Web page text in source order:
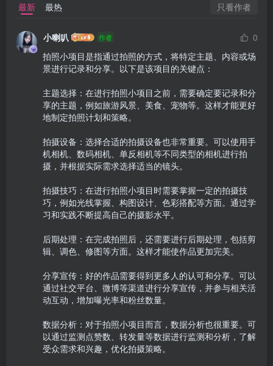
最新 最热 只看作者
小喇叭 作者
0
拍照小项目是指通过拍照的方式，将特定主题、内容或场
景进行记录和分享。以下是该项目的关键点：
主题选择：在进行拍照小项目之前，需要确定要记录和分
享的主题，例如旅游风景、美食、宠物等。这样才能更好
地制定拍照计划和策略。
拍摄设备：选择合适的拍摄设备也非常重要。可以使用手
机相机、数码相机、单反相机等不同类型的相机进行拍
摄，并根据实际需求选择适当的镜头。
拍摄技巧：在进行拍照小项目时需要掌握一定的拍摄技
巧，例如光线掌握、构图设计、色彩搭配等方面。通过学
习和实践不断提高自己的摄影水平。
后期处理：在完成拍照后，还需要进行后期处理，包括剪
辑、调色、修图等方面。这样才能使作品更加完美。
分享宣传：好的作品需要得到更多人的认可和分享。可以
通过社交平台、微博等渠道进行分享宣传，并参与相关活
动互动，增加曝光率和粉丝数量。
数据分析：对于拍照小项目而言，数据分析也很重要。可
以通过监测点赞数、转发量等数据进行监测和分析，了解
受众需求和兴趣，优化拍摄策略。